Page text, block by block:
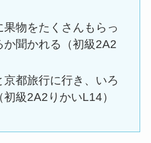
果物をたくさんもらっ
か聞かれる（初級2A2
京都旅行に行き、いろ
級2A2りかいL14）